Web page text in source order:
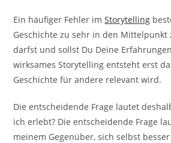
Ein häufiger Fehler imStorytelling
Geschichte zu sehr in den
darfst und sollst Du Deine
wirksames Storytelling entsteht erst
Geschichte für andere relevant wird.
Die entscheidende Frage lautet
ich erlebt? Die entscheidende Frage
meinem Gegenüber, sich selbst